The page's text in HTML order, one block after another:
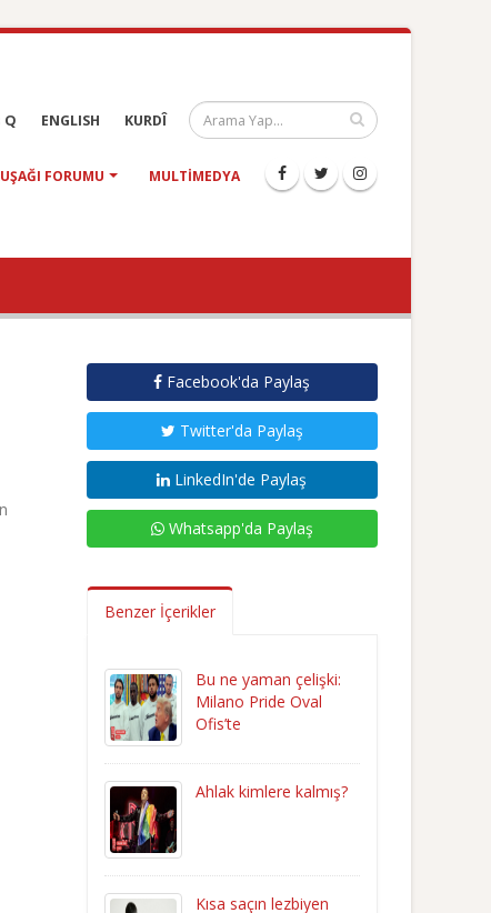
Q ENGLISH KURDÎ
FORUMU MULTIMEDYA
Facebook'da Paylaş
Twitter'da Paylaş
LinkedIn'de Paylaş
Whatsapp'da Paylaş
Benzer İçerikler
Bu ne yaman çelişki:
Milano Pride Oval
Ofis’te
Ahlak kimlere kalmış?
Kısa saçın lezbiyen